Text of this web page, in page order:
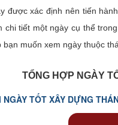
được xác định nên tiến
chi tiết một ngày cụ thể
bạn muốn xem ngày thuộc
TỔNG HỢP NGÀY
NGÀY TỐT XÂY DỰNG